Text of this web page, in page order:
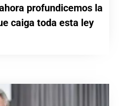
profundicemos la
caiga toda esta ley